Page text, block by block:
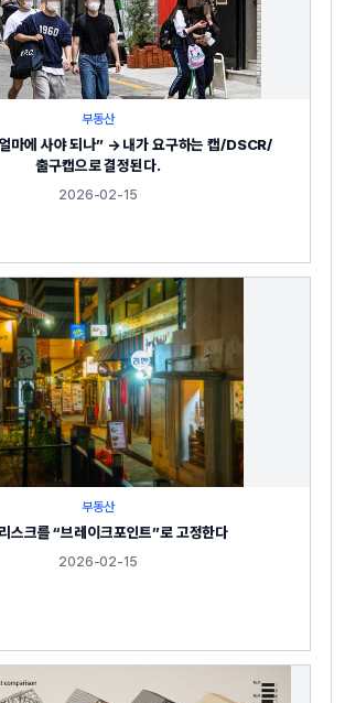
부동산
마에 사야 되나” → 내가 요구하는 캡/DSCR/
출구캡으로 결정된다.
2026-02-15
부동산
스크를 “브레이크포인트”로 고정한다
2026-02-15